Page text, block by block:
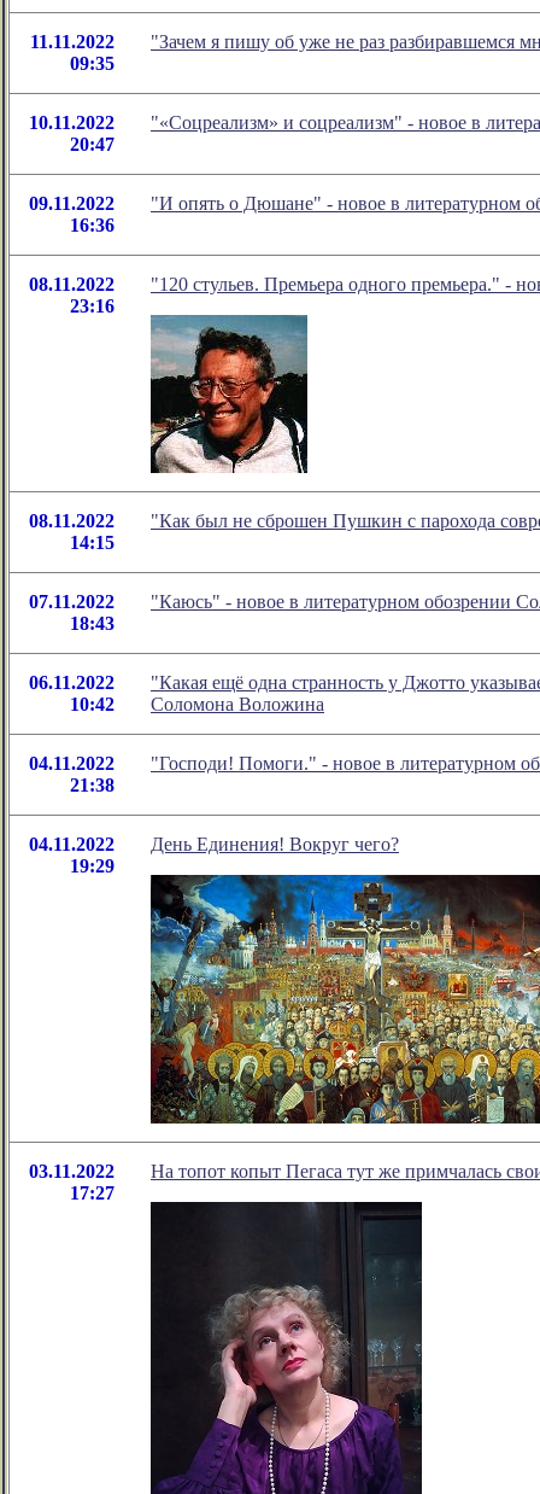
11.11.2022
09:35
"Зачем я пишу об уже не раз разбиравшемся
10.11.2022
20:47
"«Соцреализм» и соцреализм" - новое в
09.11.2022
16:36
"И опять о Дюшане" - новое в литературном
08.11.2022
23:16
"120 стульев. Премьера одного премьера." -
08.11.2022
14:15
"Как был не сброшен Пушкин с парохода
07.11.2022
18:43
"Каюсь" - новое в литературном обозрении
06.11.2022
10:42
"Какая ещё одна странность у Джотто
Соломона Воложина
04.11.2022
21:38
"Господи! Помоги." - новое в литературном
04.11.2022
19:29
День Единения! Вокруг чего?
03.11.2022
17:27
На топот копыт Пегаса тут же примчалась